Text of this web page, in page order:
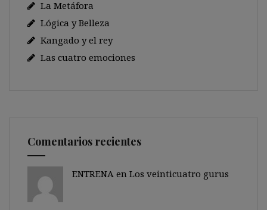
La Metáfora
Lógica y Belleza
Kangado y el rey
Las cuatro emociones
Comentarios recientes
ENTRENA en Los veinticuatro gurus